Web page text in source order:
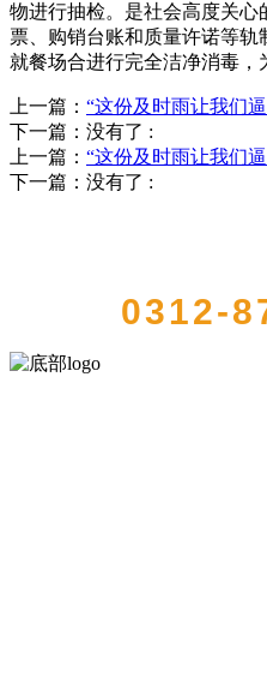
物进行抽检。是社会高度关
票、购销台账和质量许诺等轨
就餐场合进行完全洁净消毒，
上一篇： “这份及时雨让我们
下一篇：没有了 :
上一篇： “这份及时雨让我们
下一篇：没有了 :
0312-